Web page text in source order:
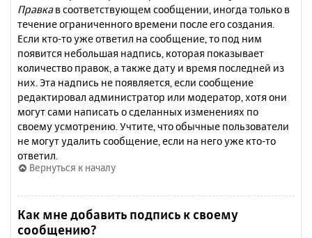
Правкав соответствующем сообщении, иногда только в
течение ограниченного времени после его создания.
Если кто-то уже ответил на сообщение, то под ним
появится небольшая надпись, которая показывает
количество правок, а также дату и время последней из
них. Эта надпись не появляется, если сообщение
редактировал администратор или модератор, хотя они
могут сами написать о сделанных изменениях по
своему усмотрению. Учтите, что обычные пользователи
не могут удалить сообщение, если на него уже кто-то
ответил.
Вернуться к началу
Как мне добавить подпись к своему
сообщению?